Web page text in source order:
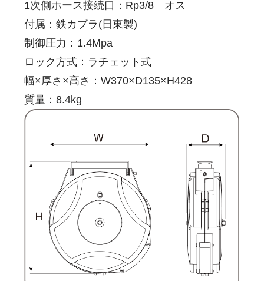
1次側ホース接続口：Rp3/8 オス
付属：鉄カプラ(日東製)
制御圧力：1.4Mpa
ロック方式：ラチェット式
幅×厚さ×高さ：W370×D135×H428
質量：8.4kg